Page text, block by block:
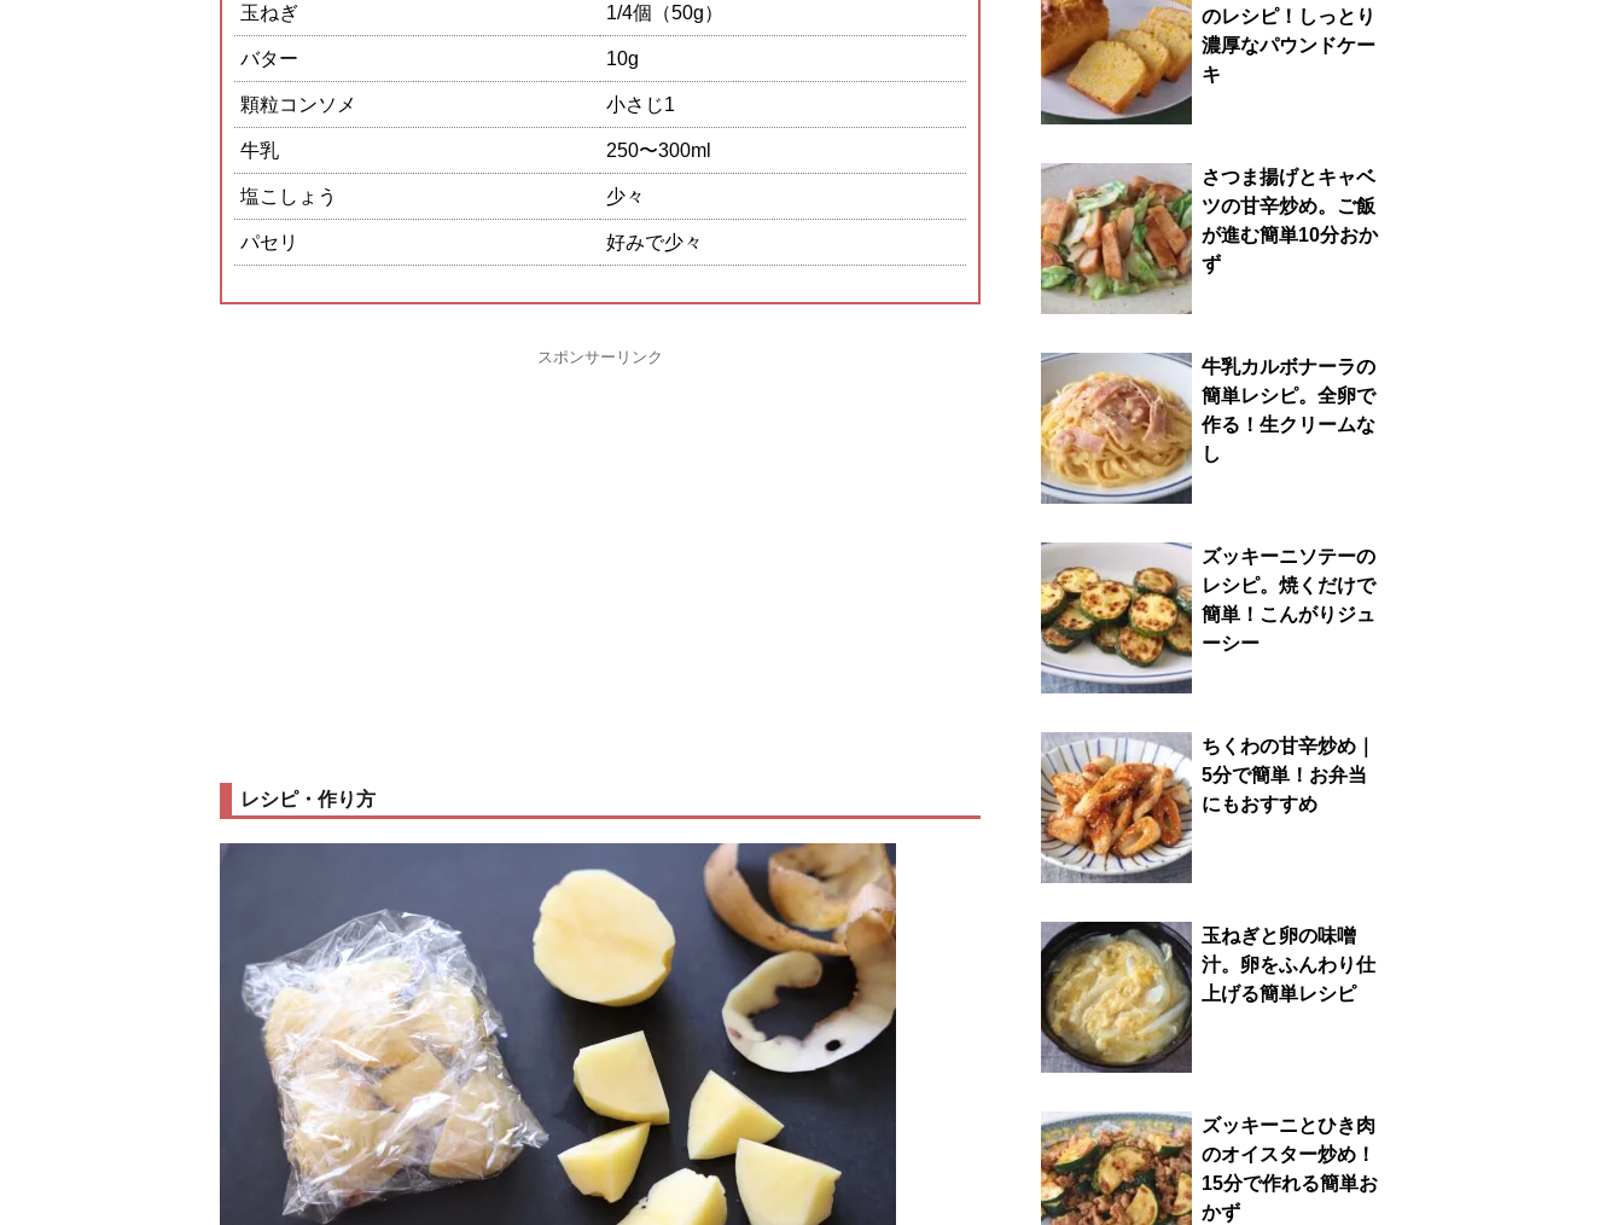
玉ねぎ 1/4個（50g）
バター 10g
顆粒コンソメ 小さじ1
牛乳 250〜300ml
塩こしょう 少々
パセリ 好みで少々
スポンサーリンク
レシピ・作り方
のレシピ！しっとり
濃厚なパウンドケー
キ
さつま揚げとキャベ
ツの甘辛炒め。ご飯
が進む簡単10分おか
ず
牛乳カルボナーラの
簡単レシピ。全卵で
作る！生クリームな
し
ズッキーニソテーの
レシピ。焼くだけで
簡単！こんがりジュ
ーシー
ちくわの甘辛炒め｜
5分で簡単！お弁当
にもおすすめ
玉ねぎと卵の味噌
汁。卵をふんわり仕
上げる簡単レシピ
ズッキーニとひき肉
のオイスター炒め！
15分で作れる簡単お
かず